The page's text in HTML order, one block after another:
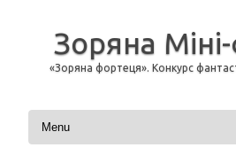
Зоряна
«Зоряна фортеця». Конкурс
Перейти до контенту